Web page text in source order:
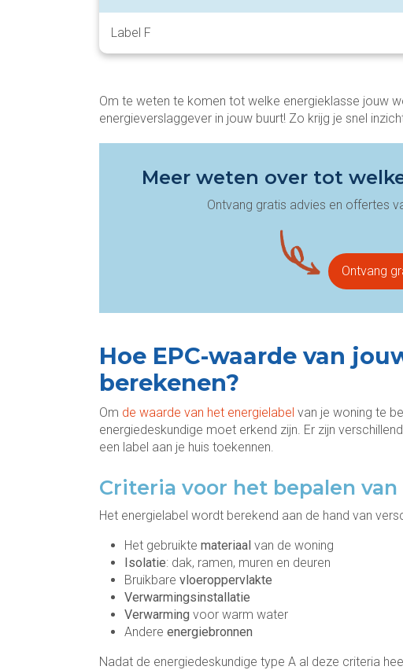
Label F
Om te weten te komen tot welke energieklasse jouw
energieverslaggever in jouw buurt! Zo krijg je snel
Meer weten over tot
Ontvang gratis advies en offertes
Ontvang
Hoe EPC-waarde van
berekenen?
Om de waarde van het energielabel van je woning te
energiedeskundige moet erkend zijn. Er zijn
een label aan je huis toekennen.
Criteria voor het bepalen van
Het energielabel wordt berekend aan de hand van
Het gebruikte materiaal van de woning
Isolatie: dak, ramen, muren en deuren
Bruikbare vloeroppervlakte
Verwarmingsinstallatie
Verwarming voor warm water
Andere energiebronnen
Nadat de energiedeskundige type A al deze criteria